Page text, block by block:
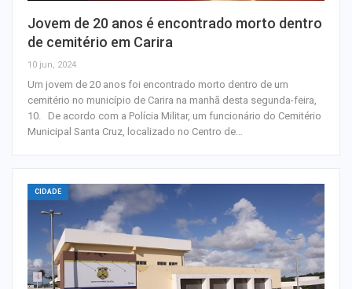
Jovem de 20 anos é encontrado morto dentro
de cemitério em Carira
10 jun, 2024
Um jovem de 20 anos foi encontrado morto dentro de um
cemitério no município de Carira na manhã desta segunda-feira,
10. De acordo com a Polícia Militar, um funcionário do Cemitério
Municipal Santa Cruz, localizado no Centro de…
CIDADE